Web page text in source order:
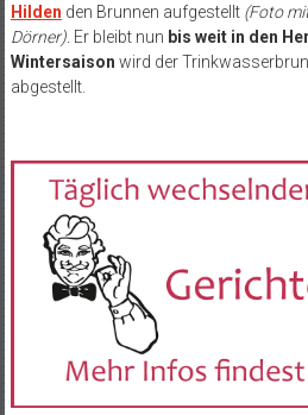
Hilden den Brunnen aufgestellt (Foto
Dörner). Er bleibt nun bis weit in den
Wintersaison wird der
abgestellt.